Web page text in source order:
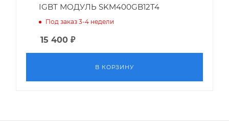
IGBT МОДУЛЬ SKM400GB12T4
Под заказ 3-4 недели
15 400 ₽
В КОРЗИНУ